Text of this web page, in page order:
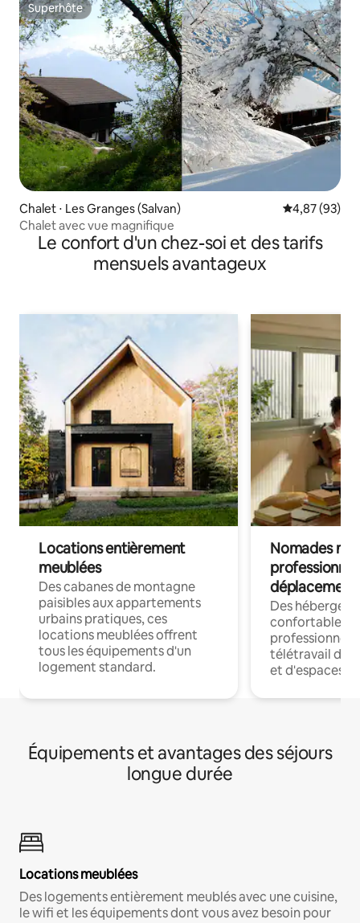
Superhôte
Superhôte
Chalet ⋅ Les Granges (Salvan) Évaluation
4,87 (93)
Chalet avec vue magnifique
Le confort d'un chez-soi et des tarifs
mensuels avantageux
Locations entièrement
meublées
Des cabanes de montagne
paisibles aux appartements
urbains pratiques, ces
locations meublées offrent
tous les équipements d'un
logement standard.
Nomades
déplacement
Des
confortables
professionnels
télétravail
et d'espaces
Équipements et avantages des séjours
longue durée
Locations meublées
Des logements entièrement meublés avec une cuisine,
le wifi et les équipements dont vous avez besoin pour